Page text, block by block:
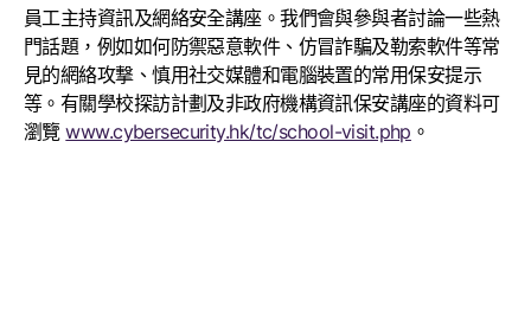
員工主持資訊及網絡安全講座。我們會與參與者討論一些熱
門話題，例如如何防禦惡意軟件、仿冒詐騙及勒索軟件等常
見的網絡攻撃、慎用社交媒體和電腦裝置的常用保安提示
等。有關學校探訪計劃及非政府機構資訊保安講座的資料可
瀏覽www.cybersecurity.hk/tc/school-visit.php 。